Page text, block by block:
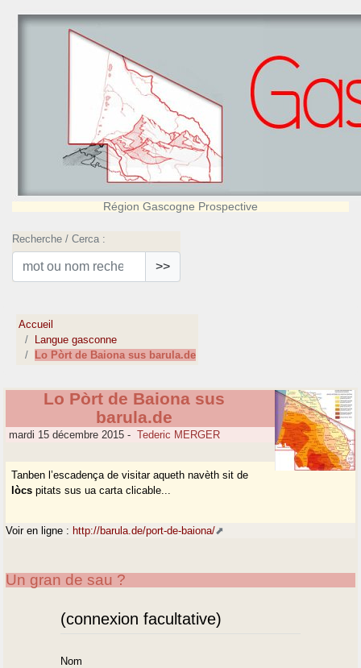
Région Gascogne Prospective
Recherche / Cerca :
>>
Accueil
Langue gasconne
Lo Pòrt de Baiona sus barula.de
Lo Pòrt de Baiona sus
barula.de
mardi 15 décembre 2015 - Tederic MERGER
Tanben l’escadença de visitar aqueth navèth sit de
lòcs pitats sus ua carta clicable...
Voir en ligne : http://barula.de/port-de-baiona/
Un gran de sau ?
(connexion facultative)
Nom